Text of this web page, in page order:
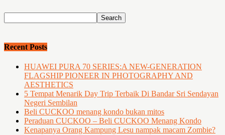
Recent Posts
HUAWEI PURA 70 SERIES:A NEW-GENERATION
FLAGSHIP PIONEER IN PHOTOGRAPHY AND
AESTHETICS
5 Tempat Menarik Day Trip Terbaik Di Bandar Sri Sendayan
Negeri Sembilan
Beli CUCKOO menang kondo bukan mitos
Peraduan CUCKOO – Beli CUCKOO Menang Kondo
Kenapanya Orang Kampung Lesu nampak macam Zombie?